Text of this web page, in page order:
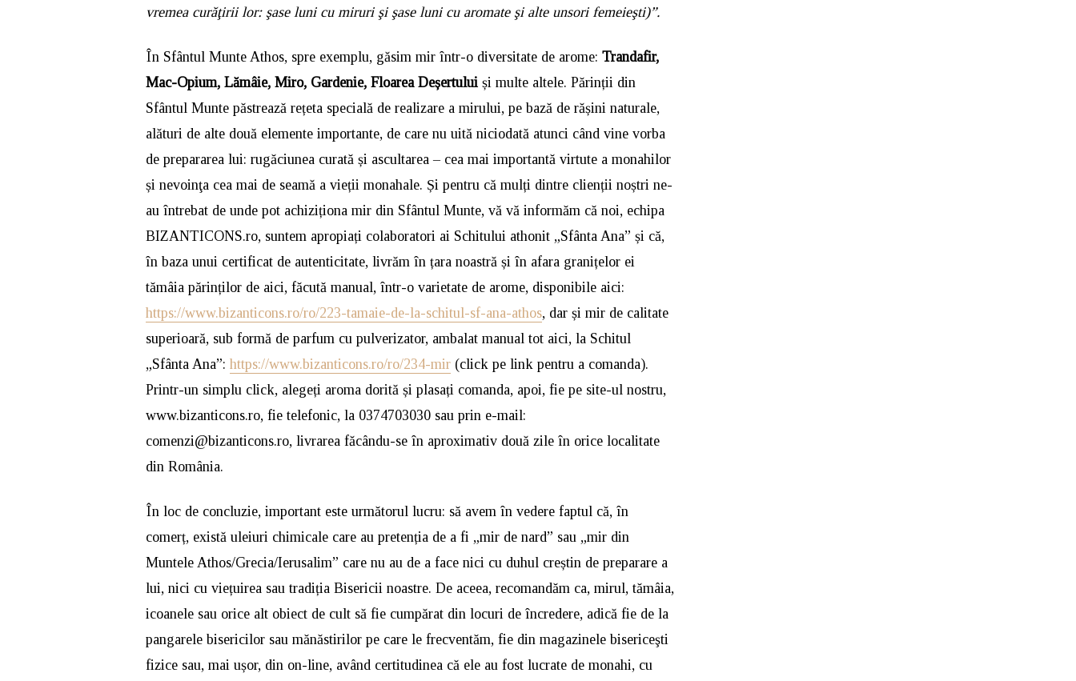
vremea curăţirii lor: şase luni cu miruri şi şase luni cu aromate şi alte unsori femeieşti)”.
În Sfântul Munte Athos, spre exemplu, găsim mir într-o diversitate de arome: Trandafir,
Mac-Opium, Lămâie, Miro, Gardenie, Floarea Deșertului și multe altele. Părinții din
Sfântul Munte păstrează rețeta specială de realizare a mirului, pe bază de rășini naturale,
alături de alte două elemente importante, de care nu uită niciodată atunci când vine vorba
de prepararea lui: rugăciunea curată și ascultarea – cea mai importantă virtute a monahilor
și nevoinţa cea mai de seamă a vieții monahale. Și pentru că mulți dintre clienții noștri ne-
au întrebat de unde pot achiziționa mir din Sfântul Munte, vă vă informăm că noi, echipa
BIZANTICONS.ro, suntem apropiați colaboratori ai Schitului athonit „Sfânta Ana” și că,
în baza unui certificat de autenticitate, livrăm în țara noastră și în afara granițelor ei
tămâia părinților de aici, făcută manual, într-o varietate de arome, disponibile aici:
https://www.bizanticons.ro/ro/223-tamaie-de-la-schitul-sf-ana-athos, dar și mir de calitate
superioară, sub formă de parfum cu pulverizator, ambalat manual tot aici, la Schitul
„Sfânta Ana”: https://www.bizanticons.ro/ro/234-mir (click pe link pentru a comanda).
Printr-un simplu click, alegeți aroma dorită și plasați comanda, apoi, fie pe site-ul nostru,
www.bizanticons.ro, fie telefonic, la 0374703030 sau prin e-mail:
comenzi@bizanticons.ro, livrarea făcându-se în aproximativ două zile în orice localitate
din România.
În loc de concluzie, important este următorul lucru: să avem în vedere faptul că, în
comerț, există uleiuri chimicale care au pretenția de a fi „mir de nard” sau „mir din
Muntele Athos/Grecia/Ierusalim” care nu au de a face nici cu duhul creștin de preparare a
lui, nici cu viețuirea sau tradiția Bisericii noastre. De aceea, recomandăm ca, mirul, tămâia,
icoanele sau orice alt obiect de cult să fie cumpărat din locuri de încredere, adică fie de la
pangarele bisericilor sau mănăstirilor pe care le frecventăm, fie din magazinele bisericeşti
fizice sau, mai ușor, din on-line, având certitudinea că ele au fost lucrate de monahi, cu